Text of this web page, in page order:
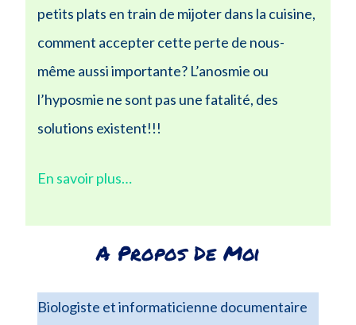
petits plats en train de mijoter dans la cuisine,
comment accepter cette perte de nous-
même aussi importante? L’anosmie ou
l’hyposmie ne sont pas une fatalité, des
solutions existent!!!
En savoir plus…
A Propos De Moi
Biologiste et informaticienne documentaire